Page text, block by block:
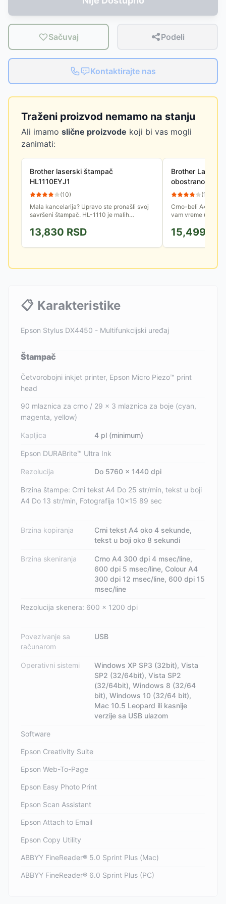
Sačuvaj Podeli
Kontaktirajte nas
Traženi proizvod nemamo na stanju
Ali imamo slične proizvode koji bi vas mogli
zanimati:
Brother laserski štampač
HL1110EYJ1
(10)
Mala kancelarija? Upravo ste pronašli svoj
savršeni štampač. HL-1110 je malih
prvu stranicu za manje od...
13,830 RSD
Brother
obostranom
(10
Crno-beli A4
vam vreme uz
kapacitet papira.
15,499
📋 Karakteristike
Epson Stylus DX4450 - Multifunkcijski uređaj
Štampač
Četvorobojni inkjet printer, Epson Micro Piezo™ print
head
90 mlaznica za crno / 29 x 3 mlaznica za boje (cyan,
magenta, yellow)
Kapljica 4 pl (minimum)
Epson DURABrite™ Ultra Ink
Rezolucija Do 5760 x 1440 dpi
Brzina štampe: Crni tekst A4 Do 25 str/min, tekst u boji
A4 Do 13 str/min, Fotografija 10x15 89 sec
Brzina kopiranja
Crni tekst A4 oko 4 sekunde,
tekst u boji oko 8 sekundi
Brzina skeniranja
Crno A4 300 dpi 4 msec/line,
600 dpi 5 msec/line, Colour A4
300 dpi 12 msec/line, 600 dpi 15
msec/line
Rezolucija skenera: 600 x 1200 dpi
Povezivanje sa
računarom
USB
Operativni sistemi
Windows XP SP3 (32bit), Vista
SP2 (32/64bit), Vista SP2
(32/64bit), Windows 8 (32/64
bit), Windows 10 (32/64 bit),
Mac 10.5 Leopard ili kasnije
verzije sa USB ulazom
Software
Epson Creativity Suite
Epson Web-To-Page
Epson Easy Photo Print
Epson Scan Assistant
Epson Attach to Email
Epson Copy Utility
ABBYY FineReader® 5.0 Sprint Plus (Mac)
ABBYY FineReader® 6.0 Sprint Plus (PC)